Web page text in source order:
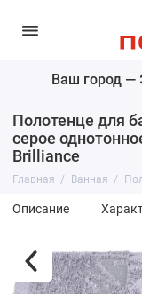
Ваш город —
Полотенце для
серое
Brilliance
Главная Ванная
Описание